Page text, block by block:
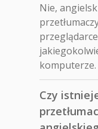
Nie,
komputerze.
Czy